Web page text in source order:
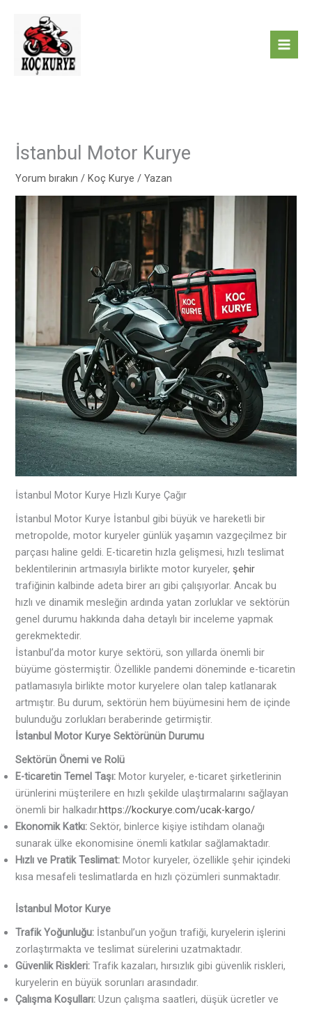
İstanbul Motor Kurye
Yorum bırakın /Koç Kurye / Yazan
İstanbul Motor Kurye Hızlı Kurye Çağır
İstanbul Motor Kurye İstanbul gibi büyük ve hareketli bir
metropolde, motor kuryeler günlük yaşamın vazgeçilmez bir
parçası haline geldi. E-ticaretin hızla gelişmesi, hızlı teslimat
beklentilerinin artmasıyla birlikte motor kuryeler, şehir
trafiğinin kalbinde adeta birer arı gibi çalışıyorlar. Ancak bu
hızlı ve dinamik mesleğin ardında yatan zorluklar ve sektörün
genel durumu hakkında daha detaylı bir inceleme yapmak
gerekmektedir.
İstanbul’da motor kurye sektörü, son yıllarda önemli bir
büyüme göstermiştir. Özellikle pandemi döneminde e-ticaretin
patlamasıyla birlikte motor kuryelere olan talep katlanarak
artmıştır. Bu durum, sektörün hem büyümesini hem de içinde
bulunduğu zorlukları beraberinde getirmiştir.
İstanbul Motor Kurye Sektörünün Durumu
Sektörün Önemi ve Rolü
E-ticaretin Temel Taşı: Motor kuryeler, e-ticaret şirketlerinin
ürünlerini müşterilere en hızlı şekilde ulaştırmalarını sağlayan
önemli bir halkadır.https://kockurye.com/ucak-kargo/
Ekonomik Katkı: Sektör, binlerce kişiye istihdam olanağı
sunarak ülke ekonomisine önemli katkılar sağlamaktadır.
Hızlı ve Pratik Teslimat: Motor kuryeler, özellikle şehir içindeki
kısa mesafeli teslimatlarda en hızlı çözümleri sunmaktadır.
İstanbul Motor Kurye
Trafik Yoğunluğu: İstanbul’un yoğun trafiği, kuryelerin işlerini
zorlaştırmakta ve teslimat sürelerini uzatmaktadır.
Güvenlik Riskleri: Trafik kazaları, hırsızlık gibi güvenlik riskleri,
kuryelerin en büyük sorunları arasındadır.
Çalışma Koşulları: Uzun çalışma saatleri, düşük ücretler ve